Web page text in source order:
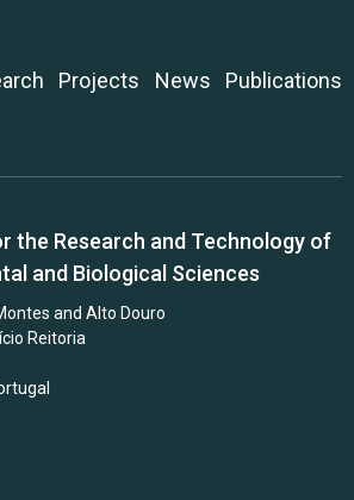
Projects News
Publications
the Research and Technology of
and Biological Sciences
and Alto Douro
Reitoria